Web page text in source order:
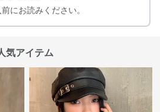
にお読みください。
気アイテム